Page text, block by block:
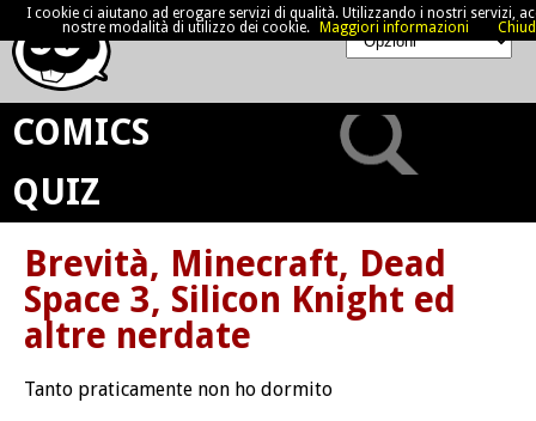
COMICS
QUIZ
Brevità, Minecraft, Dead
Space 3, Silicon Knight ed
altre nerdate
Tanto praticamente non ho dormito
I cookie ci aiutano ad erogare servizi di qualità. Utilizzando i nostri servizi,
nostre modalità di utilizzo dei cookie.
Maggiori informazioni